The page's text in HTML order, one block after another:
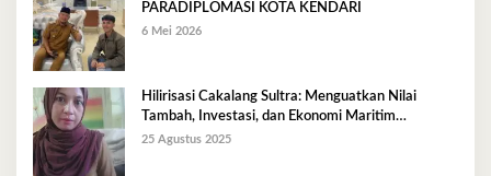
PARADIPLOMASI KOTA KENDARI
6 Mei 2026
Hilirisasi Cakalang Sultra: Menguatkan Nilai
Tambah, Investasi, dan Ekonomi Maritim
Berkelanjutan
25 Agustus 2025